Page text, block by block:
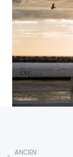
ANCIEN